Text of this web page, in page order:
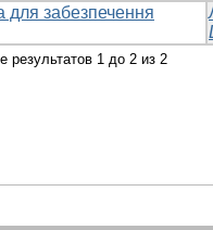
для забезпечення
результатов 1 до 2 из 2